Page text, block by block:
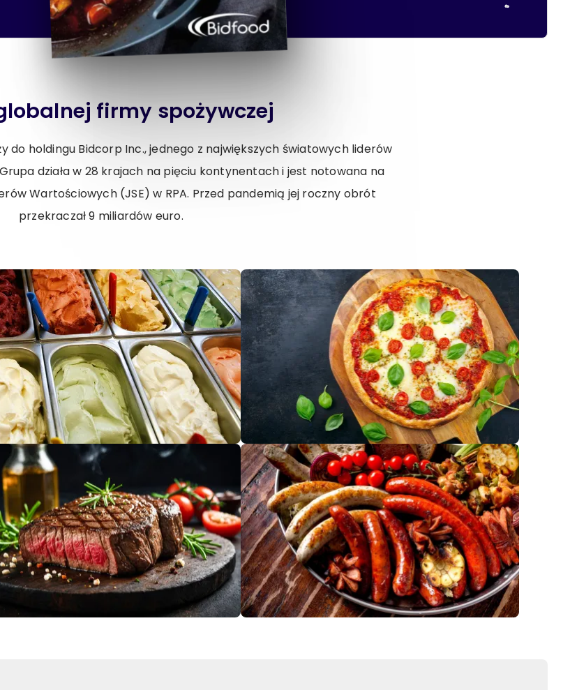
firmy spożywczej
do holdingu Bidcorp Inc., jednego z największych światowych liderów
działa w 28 krajach na pięciu kontynentach i jest notowana na
Wartościowych (JSE) w RPA. Przed pandemią jej roczny obrót
przekraczał 9 miliardów euro.